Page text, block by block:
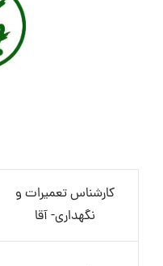
کارشناس تعمیرات و
نگهداری- آقا